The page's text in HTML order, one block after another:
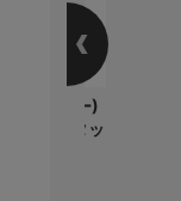
レーサー)
ニワンタッ